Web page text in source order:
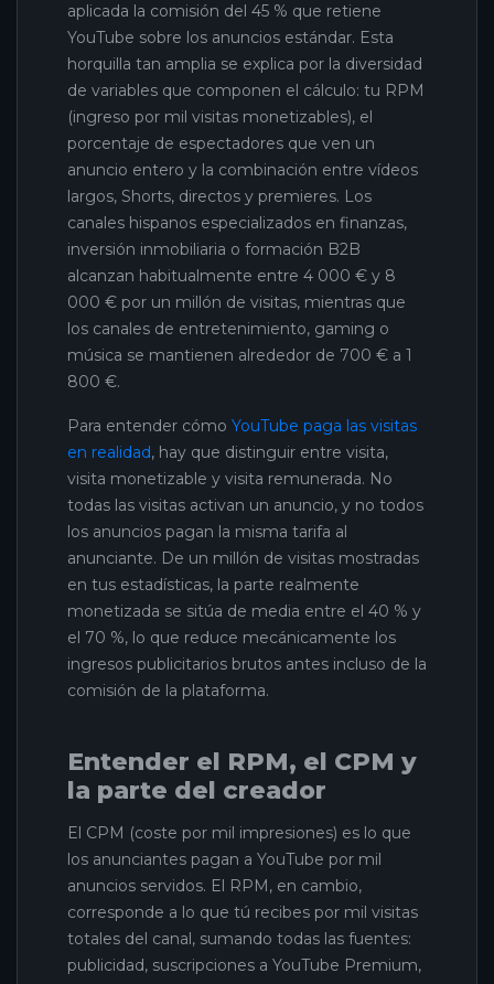
aplicada la comisión del 45 % que retiene
YouTube sobre los anuncios estándar. Esta
horquilla tan amplia se explica por la diversidad
de variables que componen el cálculo: tu RPM
(ingreso por mil visitas monetizables), el
porcentaje de espectadores que ven un
anuncio entero y la combinación entre vídeos
largos, Shorts, directos y premieres. Los
canales hispanos especializados en finanzas,
inversión inmobiliaria o formación B2B
alcanzan habitualmente entre 4 000 € y 8
000 € por un millón de visitas, mientras que
los canales de entretenimiento, gaming o
música se mantienen alrededor de 700 € a 1
800 €.
Para entender cómo YouTube paga las visitas
en realidad, hay que distinguir entre visita,
visita monetizable y visita remunerada. No
todas las visitas activan un anuncio, y no todos
los anuncios pagan la misma tarifa al
anunciante. De un millón de visitas mostradas
en tus estadísticas, la parte realmente
monetizada se sitúa de media entre el 40 % y
el 70 %, lo que reduce mecánicamente los
ingresos publicitarios brutos antes incluso de la
comisión de la plataforma.
Entender el RPM, el CPM y
la parte del creador
El CPM (coste por mil impresiones) es lo que
los anunciantes pagan a YouTube por mil
anuncios servidos. El RPM, en cambio,
corresponde a lo que tú recibes por mil visitas
totales del canal, sumando todas las fuentes:
publicidad, suscripciones a YouTube Premium,